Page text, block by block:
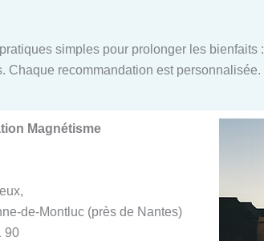
simples pour prolonger les bienfaits :
Chaque recommandation est personnalisée.
Magnétisme
de-Montluc (près de Nantes)
90